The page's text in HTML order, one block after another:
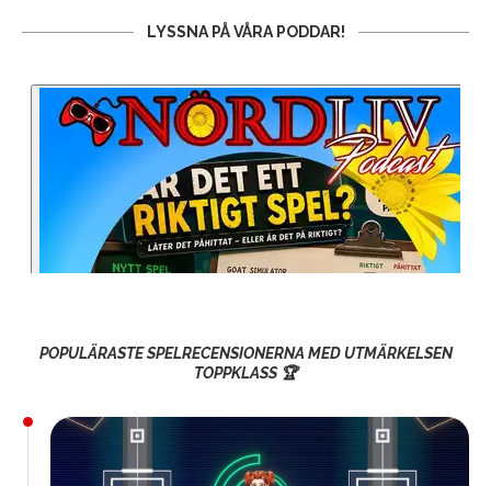
LYSSNA PÅ VÅRA PODDAR!
POPULÄRASTE SPELRECENSIONERNA MED UTMÄRKELSEN
TOPPKLASS 🏆